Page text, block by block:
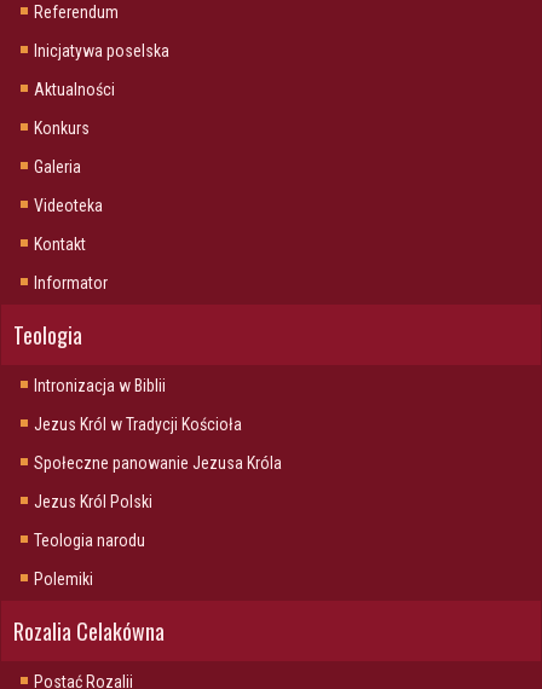
Referendum
Inicjatywa poselska
Aktualności
Konkurs
Galeria
Videoteka
Kontakt
Informator
Teologia
Intronizacja w Biblii
Jezus Król w Tradycji Kościoła
Społeczne panowanie Jezusa Króla
Jezus Król Polski
Teologia narodu
Polemiki
Rozalia Celakówna
Postać Rozalii